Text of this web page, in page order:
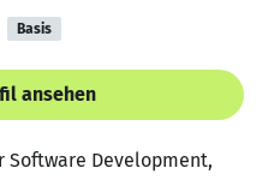
Basis
ansehen
Software Development,